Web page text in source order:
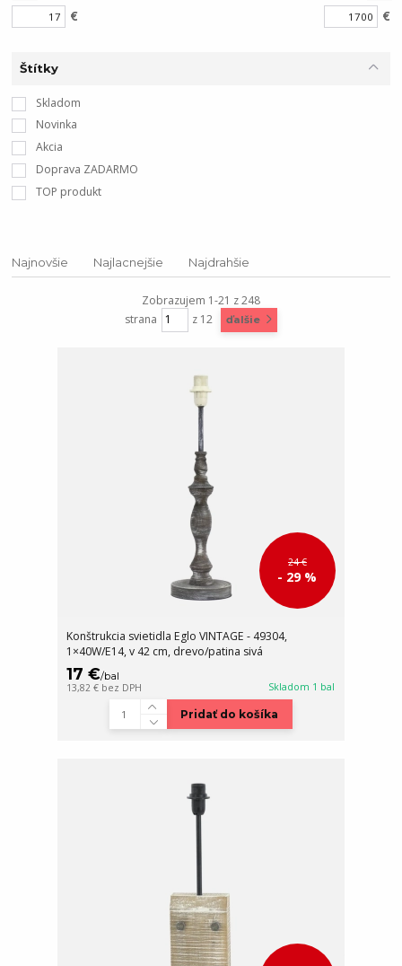
€ €
Štítky
Skladom
Novinka
Akcia
Doprava ZADARMO
TOP produkt
Najnovšie Najlacnejšie Najdrahšie
Zobrazujem 1-21 z 248
strana
z 12 ďalšie
24 €
- 29 %
Konštrukcia svietidla Eglo VINTAGE - 49304,
1×40W/E14, v 42 cm, drevo/patina sivá
17 €/bal
13,82 € bez DPH Skladom 1 bal
Pridať do košíka